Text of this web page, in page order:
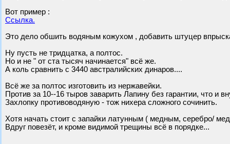
Вот пример :
Ссылка.
Это дело обшить водяным кожухом , добавить штуцер
Ну пусть не тридцатка, а полтос.
Но и не " от ста тысяч начинается" всё же.
А коль сравнить с 3440 австралийских динаров....
Всё же за полтос изготовить из нержавейки.
Против за 10--16 тыров заварить Лапину без гарантии, что и
Захлопку противоводяную - тож нихера сложного сочинить.
Хотя начать стоит с запайки латунным ( медным, серебро/
Вдруг повезёт, и кроме видимой трещины всё в порядке...